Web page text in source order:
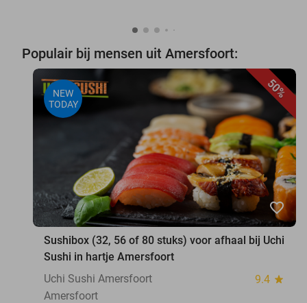
Populair bij mensen uit Amersfoort:
50%
NEW
TODAY
favorite_border
Sushibox (32, 56 of 80 stuks) voor afhaal bij Uchi
Sushi in hartje Amersfoort
Uchi Sushi Amersfoort
9.4 star
Amersfoort